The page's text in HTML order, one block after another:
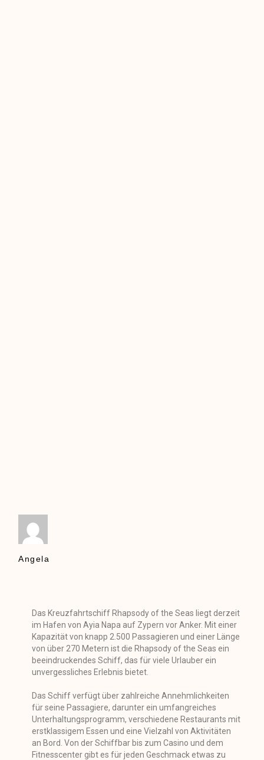
Angela
Das Kreuzfahrtschiff Rhapsody of the Seas liegt derzeit
im Hafen von Ayia Napa auf Zypern vor Anker. Mit einer
Kapazität von knapp 2.500 Passagieren und einer Länge
von über 270 Metern ist die Rhapsody of the Seas ein
beeindruckendes Schiff, das für viele Urlauber ein
unvergessliches Erlebnis bietet.
Das Schiff verfügt über zahlreiche Annehmlichkeiten
für seine Passagiere, darunter ein umfangreiches
Unterhaltungsprogramm, verschiedene Restaurants mit
erstklassigem Essen und eine Vielzahl von Aktivitäten
an Bord. Von der Schiffbar bis zum Casino und dem
Fitnesscenter gibt es für jeden Geschmack etwas zu